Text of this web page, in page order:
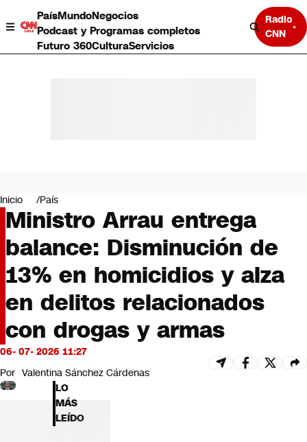
PaísMundoNegocios
Podcast y Programas completos
Futuro 360CulturaServicios
Radio
CNN
Negocios
Deportes
Programas completos
Cultura
Servicios
Bits
CNN tiempo
Futuro 360
Opinión
Inicio País
Ministro Arrau entrega
balance: Disminución de
13% en homicidios y alza
en delitos relacionados
con drogas y armas
06- 07- 2026 11:27
Por Valentina Sánchez Cárdenas
LO
MÁS
LEÍDO